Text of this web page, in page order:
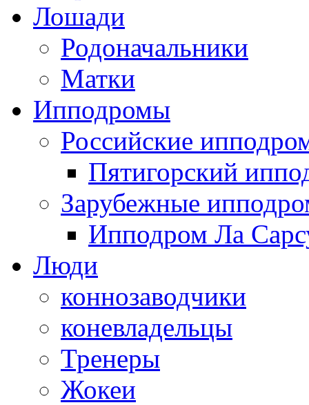
Лошади
Родоначальники
Матки
Ипподромы
Российские
Пятигорский
Зарубежные
Ипподром Ла
Люди
коннозаводчики
коневладельцы
Тренеры
Жокеи